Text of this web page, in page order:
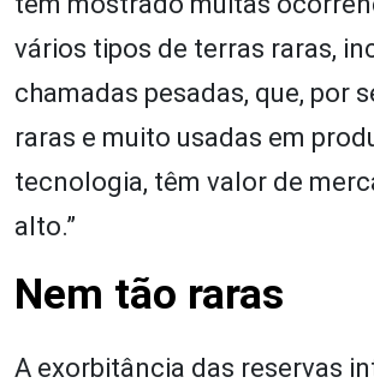
vários tipos de terras raras,
chamadas pesadas, que, por
raras e muito usadas em
tecnologia, têm valor de
alto.”
Nem tão raras
A exorbitância das reservas